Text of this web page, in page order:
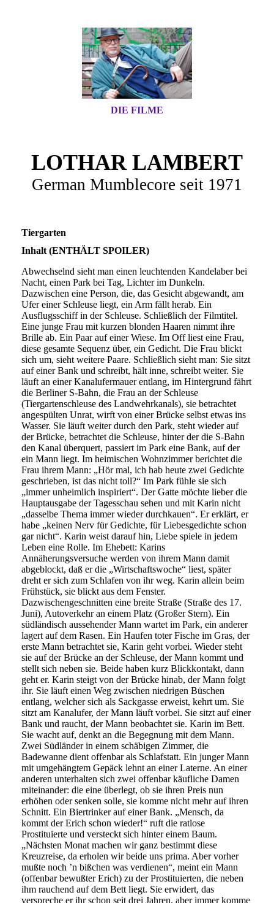
DIE FILME
LOTHAR LAMBERT
German Mumblecore seit 1971
Tiergarten
Inhalt (ENTHÄLT SPOILER)
Abwechselnd sieht man einen leuchtenden Kandelaber bei Nacht, einen Park bei Tag, Lichter im Dunkeln. Dazwischen eine Person, die, das Gesicht abgewandt, am Ufer einer Schleuse liegt, ein Arm fällt herab. Ein Ausflugsschiff in der Schleuse. Schließlich der Filmtitel. Eine junge Frau mit kurzen blonden Haaren nimmt ihre Brille ab. Ein Paar auf einer Wiese. Im Off liest eine Frau, diese gesamte Sequenz über, ein Gedicht. Die Frau blickt sich um, sieht weitere Paare. Schließlich sieht man: Sie sitzt auf einer Bank und schreibt, hält inne, schreibt weiter. Sie läuft an einer Kanalufermauer entlang, im Hintergrund fährt die Berliner S-Bahn, die Frau an der Schleuse (Tiergartenschleuse des Landwehrkanals), sie betrachtet angespülten Unrat, wirft von einer Brücke selbst etwas ins Wasser. Sie läuft weiter durch den Park, steht wieder auf der Brücke, betrachtet die Schleuse, hinter der die S-Bahn den Kanal überquert, passiert im Park eine Bank, auf der ein Mann liegt. Im heimischen Wohnzimmer berichtet die Frau ihrem Mann: „Hör mal, ich hab heute zwei Gedichte geschrieben, ist das nicht toll?“ Im Park fühle sie sich „immer unheimlich inspiriert“. Der Gatte möchte lieber die Hauptausgabe der Tagesschau sehen und mit Karin nicht „dasselbe Thema immer wieder durchkauen“. Er erklärt, er habe „keinen Nerv für Gedichte, für Liebesgedichte schon gar nicht“. Karin weist darauf hin, Liebe spiele in jedem Leben eine Rolle. Im Ehebett: Karins Annäherungsversuche werden von ihrem Mann damit abgeblockt, daß er die „Wirtschaftswoche“ liest, später dreht er sich zum Schlafen von ihr weg. Karin allein beim Frühstück, sie blickt aus dem Fenster. Dazwischengeschnitten eine breite Straße (Straße des 17. Juni), Autoverkehr an einem Platz (Großer Stern). Ein südländisch aussehender Mann wartet im Park, ein anderer lagert auf dem Rasen. Ein Haufen toter Fische im Gras, der erste Mann betrachtet sie, Karin geht vorbei. Wieder steht sie auf der Brücke an der Schleuse, der Mann kommt und stellt sich neben sie. Beide haben kurz Blickkontakt, dann geht er. Karin steigt von der Brücke hinab, der Mann folgt ihr. Sie läuft einen Weg zwischen niedrigen Büschen entlang, welcher sich als Sackgasse erweist, kehrt um. Sie sitzt am Kanalufer, der Mann läuft vorbei. Sie sitzt auf einer Bank und raucht, der Mann beobachtet sie. Karin im Bett. Sie wacht auf, denkt an die Begegnung mit dem Mann. Zwei Südländer in einem schäbigen Zimmer, die Badewanne dient offenbar als Schlafstatt. Ein junger Mann mit umgehängtem Gepäck lehnt an einer Laterne. An einer anderen unterhalten sich zwei offenbar käufliche Damen miteinander: die eine überlegt, ob sie ihren Preis nun erhöhen oder senken solle, sie komme nicht mehr auf ihren Schnitt. Ein Biertrinker auf einer Bank. „Mensch, da kommt der Erich schon wieder!“ ruft die ratlose Prostituierte und versteckt sich hinter einem Baum. „Nächsten Monat machen wir ganz bestimmt diese Kreuzreise, da erholen wir beide uns prima. Aber vorher mußte noch ’n bißchen was verdienen“, meint ein Mann (offenbar bewußter Erich) zu der Prostituierten, die neben ihm rauchend auf dem Bett liegt. Sie erwidert, das verspreche er ihr schon seit drei Jahren, aber immer komme etwas Neues dazwischen. Der Mann legt sich auf sie. Karin streicht ihrem Gatten über den Kopf, dieser weist sie zurück. Eine Frau in einem Badezimmer tupft ihre Armbeuge ab, wankt – offenkundig hat sie sich gerade Rauschgift gespritzt. Ein Mann auf einer Parkbank, Karin setzt sich neben ihn. Sie mokieren sich über Angler am Kanal. Karin bemerkt, sie habe über Grausamkeiten gegenüber Tieren sogar schon ein Gedicht geschrieben und dieses ans Fernsehen geschickt: „Kennen Sie Grimzeck?“ (Sie meint den seinerzeit sehr bekannten Bernhard Grzimek.) Der Herr erwidert, er gehe gern in den Zoo, aber noch lieber in den Tiergarten, denn dort sehe man Menschen. Er sei ein Menschenfreund, „und die armen Ausländer, die erobern mein Herz im Sturm“. Karin geht. Der junge, bepackte Mann nimmt ihre Stelle ein, er spricht mit amerikanischem Akzent. Nach einer kurzen Konfrontation versöhnt man sich wieder, und der erste lädt ihn in seine Wohnung ein. Die beiden gehen. Dazwischen sieht man, wie eine ältere Blondine einen jungen Südländer, der auf einer Bank sitzt, mit etwas bewirft. Dieser lockt kurz darauf den Hund einer älteren Frau fort, um ihn ihr dann wiederzubringen und eine Belohnung zu kassieren. Die schäbige Unterkunft, wo er in der Badewanne schläft. Der Amerikaner und der Menschenfreund miteinander im Bett. Dann letzterer vor einer Art Hausaltar, er betet, setzt seinem Gast eine Kapuzenmaske auf, dieser kostümiert sich, weitgehend nackt. Man sieht, wie die Ausländer den Tag verbringen. Der Menschenfreund läßt sich von dem Amerikaner auspeitschen. Ersterer wird, mit einem älteren Herrn, von einem Lkw-Fahrer von seinem Wagen fortgescheucht. Die Prostituierte des Zuhälters Erich und die Rauschgiftkonsumentin stehen an der breiten Straße, offenbar ist erstere von ihrem „Macker“ um verstecktes Geld erleichtert worden. Diese redet der anderen zu, die Drogen aufzugeben, aber: „Wenn ick nich ab und zu mal ’nen Schuß hätte, würdick dit jar nich mehr checken!“ An der Straße in der Dämmerung. Ein Mann kommt mit dem Auto, steigt aus, sieht den im Park lagernden Amerikaner. Ein Schnauzbärtigerer spricht ihn an, fragt, wie es wär „mit uns beiden“. Der Autofahrer weist ihn ab, streift durch den Park. Ein weiterer Mann fragt den Amerikaner, ob er Lust habe, „Sex zu machen“. Dieser nickt. Der Autofahrer geht zu seinem Wagen zurück. Impressionen aus dem dunklen Park. Der Amerikaner wäscht sich am Kanal. Karin probiert vor einem Spiegel verschiedene Perücken aus. Dazwischen sieht man: Eine rothaarige Frau holt aus ihrem gutbestückten Kühlschrank eine Flasche. Die Drogenkonsumentin auf ihrem Balkon. Die Rothaarige auf ihrem Balkon, trinkend. Karin sitzt im Park auf einer Wiese und schreibt, der Amerikaner spricht sie an, möchte mit ihr Frisbee spielen. Er erzählt, er habe „raus“ gemußt aus Amerika. Sie meint, das könne sie nachvollziehen: Daß man mal raus muß. Sie sorgt sich aber, daß er im Park campiert: „Das ist doch gefährlich!“ Sie komme nur am Tag, abends hätte sie Angst. Der Amerikaner legt sich neben sie, versucht mit ihr anzubandeln, sie schreibt unbeeindruckt weiter, aus dem Off hört man ein neues Gedicht. Die Rothaarige auf ihrem Balkon, mit einem Mikrophon probt sie das Entgegennehmen von Ovationen. In ihrem Wohnzimmer sitzt sie vor einem großen Kuchenteller, ißt ein Stück, dann ein anderes. Sie krabbelt betrunken auf den Balkon, wo diverse Flaschen herumstehen, torkelt durch den Park, liegt mit einer Flasche in den Armen auf dem Bett. Beim Abendessen macht Karin ihrem Mann Vorwürfe: Sie fühlt sich vernachlässigt, seine Liebe scheint ihr erkaltet, er interessiere sich nur noch für seine Mutter und seine Arbeit. Im Hintergrund läuft Werbefernsehen. Er meint: „Luxus macht doch Spaß, oder?“ Sie redet lieber vom Park und daß ihr Gatte nie mit ihr dorthin gehe. „Nu reicht’s mir aber langsam mit dir!“ ruft er schließlich. Sie erwidert: „Du bist doch schuld an allem, und mir reicht es schon lange!“ Sie verläßt mit ihrem Teller das Zimmer. Eine junge Frau an einem Tresen mit Plattenspielern. Zwei stark geschminkte junge Damen, die eine barbusig, auf einer Couch. Ein Mann betritt das Etablissement, der Menschenfreund bedient ihn, nur mit einem kleinen Lendenschurz bekleidet. Er holt die Barbusige, die, wie man sieht, als sie aufsteht, völlig nackt ist. Sie gesellt sich zu dem Gast. Schließlich drängt sich diesem auch die andere auf, zieht mit ihm ab. Die Nackte ist ebenso pikiert wie der Menschenfreund. Die Drogenkonsumentin in ihrer Küche. Sie sieht ihrem Sohn bei den Schularbeiten zu. Beide blaffen sich an. Damen warten im und am Park, kabbeln sich mit Männern. Karin auf einer Bank. Zwei junge Südländer setzen sich zu einer Prostituierten auf die Bank, diese gibt ihnen Zigaretten, dann flüchtet sie. Die ältere Blondine schläft auf einer Bank, eine andere Frau versucht sie wachzurütteln. Karin zu ihrer Banknachbarin: „Es wird immer schlimmer mit den Ausländern hier.“ Ihr Mann wolle alle abschieben, aber das fände sie nun auch wieder nicht richtig. Die Blondine und die andere Frau kommen sich näher. Karin beklagt, „was sich hier an Lotterliesen rumtreibt“. Dann weist sie auf den Amerikaner hin, der hier campiere: „Das ist ja auch ein bißchen komisch.“ Sie will ihn loben, da stiehlt er ein Fahrrad. Karin ist entsetzt. Die Banknachbarin verabschiedet sich mit Handschlag. Die Prostituierte möchte Feierabend machen, ihr Zuhälter läßt sie nicht. Die ältere Blondine und der Amerikaner verstehen sich gut. Karin gesellt sich zu ihrem Mann, der im Bademantel auf der Couch sitzt. Er küßt sie und erklärt: „Ich geh schlafen.“ Die Prostituierte hat mit ihrem Zuhälter fertiggeturtelt, gibt ihm Geld, er fährt fort. Der junge Ausländer wird von dem, der ebenfalls in der Badewanne schläft, aus dieser hinausgeworfen. Zu seinem Gastgeber meint er, er könne „nicht Männer ficken“, warum dieser ihm kein Geld borge. Ein junger Mann sitzt in der Unter- oder Badehose auf seinem Balkon und prüft seine Muskeln. Er schaut zu zwei Männern herüber, die auf einem Nachbarbalkon sitzen, stemmt Hanteln, setzt sich eine Spritze. Karin läuft an der rothaarigen Alkoholikerin vorbei, diese kritisch beäugend. Letztere stolpert über den auf einer Wiese liegenden Ausländer und macht sich sofort an ihn heran, mit der Frage: „Bist du Türke?“ Die ältere Blondine reißt Karin einen Ring vom Ohr und läuft weg. Der Ausländer erzählt über die vielen Huren in seiner Heimat. Die Alkoholikerin zerrt ihn ungeduldig ins Gebüsch. Als sie kurz darauf wieder herauskommen, läuft sie schnell zum nächsten, diesen wiederum fragend, ob er Türke sei. Dämmerung. Prostituierte warten, die Alkoholikerin stolpert weiter durch den Park, gerät wieder an den Ausländer, der für seine Dienste Geld will. Sie legt sich auf ihn, er bestiehlt sie, stößt sie fort. Die Blondine un